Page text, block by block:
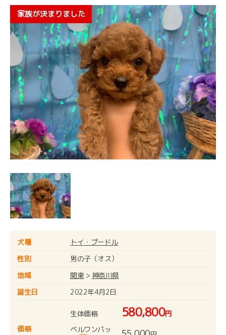
犬種
トイ・プードル
性別
男の子（オス）
地域
関東> 神奈川県
誕生日
2022年4月2日
価格
生体価格 580,800円
ベルワンパッ